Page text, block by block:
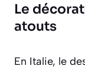
Le
atouts
En Italie, le